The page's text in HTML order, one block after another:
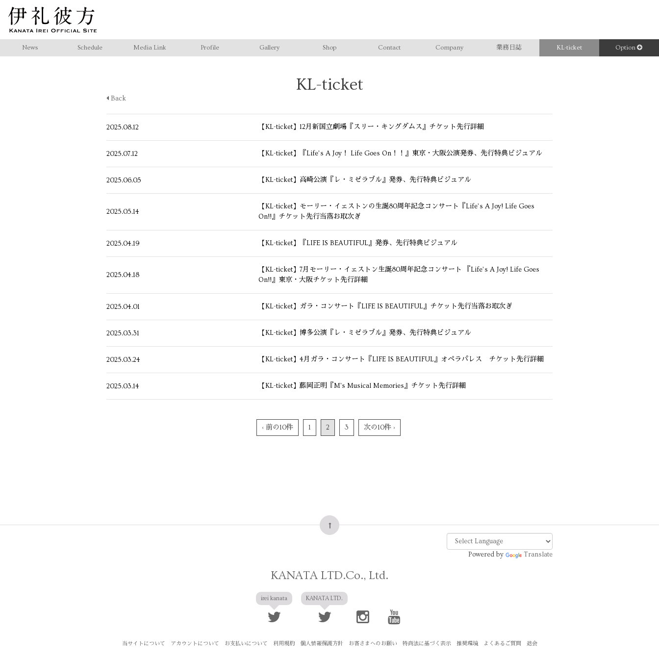
News Schedule Media Link Profile Gallery Shop Contact Company 業務日誌 KL-ticket Option
KL-ticket
Back
2025.08.12 【KL-ticket】12月新国立劇場『スリー・キングダムス』チケット先行詳細
2025.07.12 【KL-ticket】『Life’s A Joy！ Life Goes On！！』東京・大阪公演発券、先行特典ビジュアル
2025.06.05 【KL-ticket】高崎公演『レ・ミゼラブル』発券、先行特典ビジュアル
2025.05.14
【KL-ticket】モーリー・イェストンの生誕80周年記念コンサート『Life’s A Joy! Life Goes
On!!』チケット先行当落お取次ぎ
2025.04.19 【KL-ticket】『LIFE IS BEAUTIFUL』発券、先行特典ビジュアル
2025.04.18
【KL-ticket】7月モーリー・イェストン生誕80周年記念コンサート 『Life’s A Joy! Life Goes
On!!』東京・大阪チケット先行詳細
2025.04.01 【KL-ticket】ガラ・コンサート『LIFE IS BEAUTIFUL』チケット先行当落お取次ぎ
2025.03.31 【KL-ticket】博多公演『レ・ミゼラブル』発券、先行特典ビジュアル
2025.03.24 【KL-ticket】4月ガラ・コンサート『LIFE IS BEAUTIFUL』オペラパレス チケット先行詳細
2025.03.14 【KL-ticket】藤岡正明『M's Musical Memories』チケット先行詳細
‹ 前の10件 1 2 3 次の10件 ›
Powered by Translate
KANATA LTD.Co., Ltd.
irei kanata KANATA LTD.
当サイトについて アカウントについて お支払いについて 利用規約 個人情報保護方針 お客さまへのお願い 特商法に基づく表示 推奨環境 よくあるご質問 退会